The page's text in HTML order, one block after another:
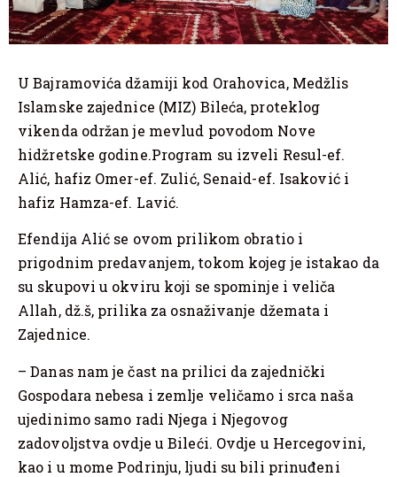
U Bajramovića džamiji kod Orahovica, Medžlis
Islamske zajednice (MIZ) Bileća, proteklog
vikenda održan je mevlud povodom Nove
hidžretske godine.Program su izveli Resul-ef.
Alić, hafiz Omer-ef. Zulić, Senaid-ef. Isaković i
hafiz Hamza-ef. Lavić.
Efendija Alić se ovom prilikom obratio i
prigodnim predavanjem, tokom kojeg je istakao da
su skupovi u okviru koji se spominje i veliča
Allah, dž.š, prilika za osnaživanje džemata i
Zajednice.
– Danas nam je čast na prilici da zajednički
Gospodara nebesa i zemlje veličamo i srca naša
ujedinimo samo radi Njega i Njegovog
zadovoljstva ovdje u Bileći. Ovdje u Hercegovini,
kao i u mome Podrinju, ljudi su bili prinuđeni